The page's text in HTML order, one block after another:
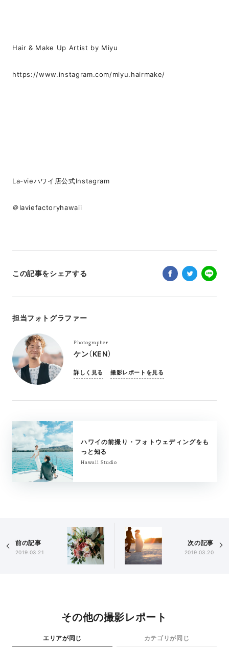
Hair & Make Up Artist by Miyu
https://www.instagram.com/miyu.hairmake/
La-vieハワイ店公式Instagram
＠laviefactoryhawaii
この記事をシェアする
担当フォトグラファー
Photographer
ケン（KEN）
詳しく見る 撮影レポートを見る
ハワイの前撮り・フォトウェディングをも
っと知る
Hawaii Studio
前の記事
2019.03.21
次の記事
2019.03.20
その他の撮影レポート
エリアが同じ カテゴリが同じ